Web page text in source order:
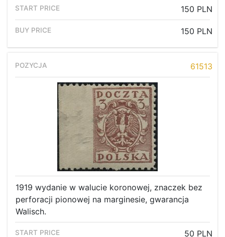
150 PLN
150 PLN
61513
1919 wydanie w walucie koronowej, znaczek bez
perforacji pionowej na marginesie, gwarancja
Walisch.
50 PLN